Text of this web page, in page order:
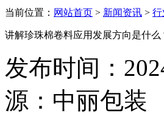
当前位置： 网站首页 > 新闻资讯 > 行
讲解珍珠棉卷料应用发展方向是什么
发布时间：
源：中丽包